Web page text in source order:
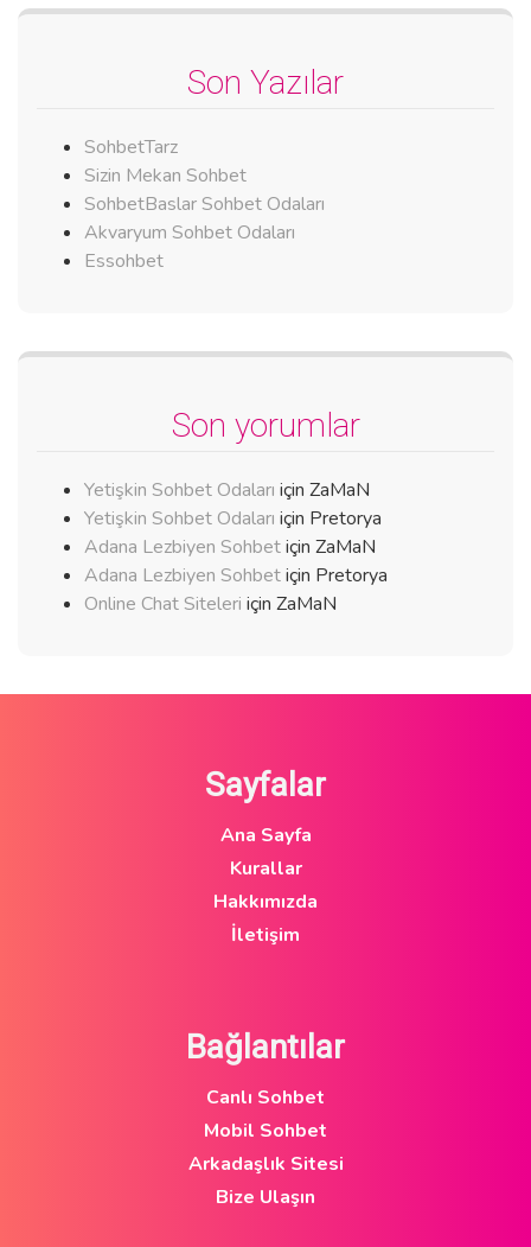
Son Yazılar
SohbetTarz
Sizin Mekan Sohbet
SohbetBaslar Sohbet Odaları
Akvaryum Sohbet Odaları
Essohbet
Son yorumlar
Yetişkin Sohbet Odaları için ZaMaN
Yetişkin Sohbet Odaları için Pretorya
Adana Lezbiyen Sohbetiçin ZaMaN
Adana Lezbiyen Sohbetiçin Pretorya
Online Chat Siteleri için ZaMaN
Sayfalar
Ana Sayfa
Kurallar
Hakkımızda
İletişim
Bağlantılar
Canlı Sohbet
Mobil Sohbet
Arkadaşlık Sitesi
Bize Ulaşın